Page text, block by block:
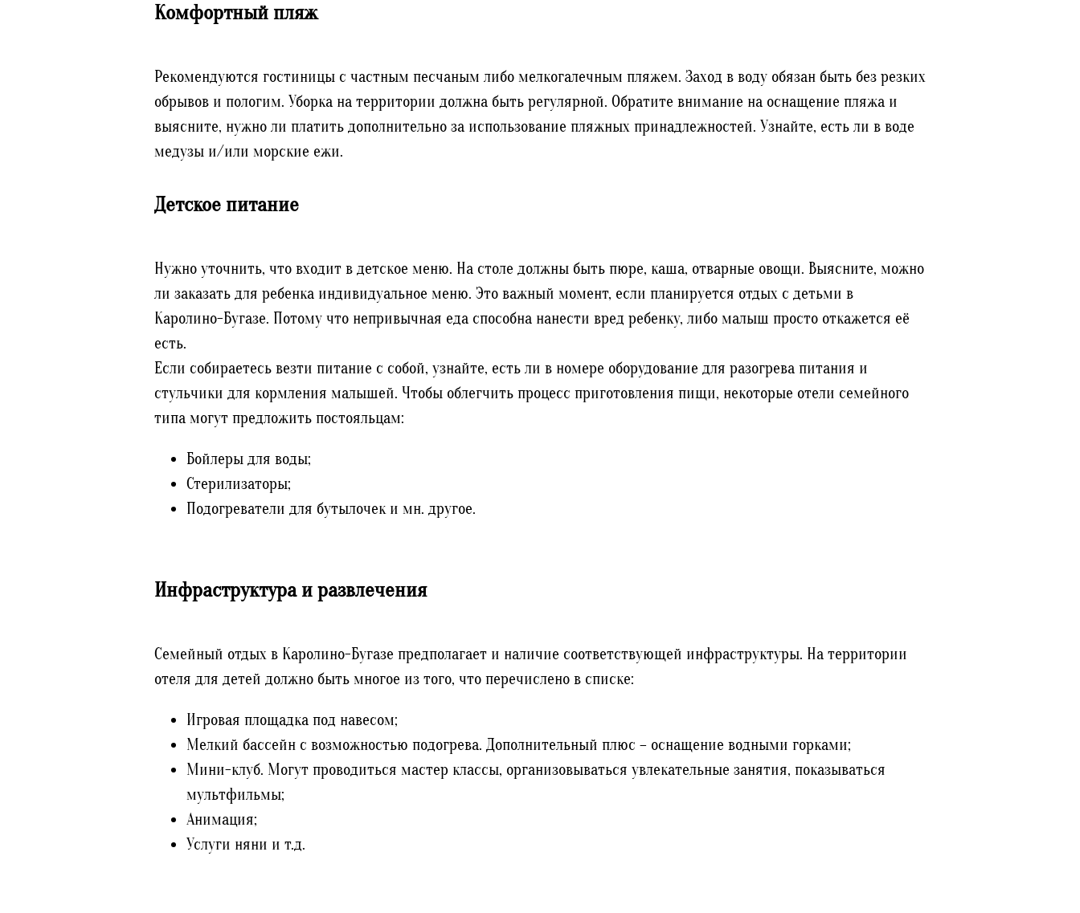
Комфортный пляж
Рекомендуются гостиницы с частным песчаным либо мелкогалечным пляжем. Заход в воду обязан быть без резких
обрывов и пологим. Уборка на территории должна быть регулярной. Обратите внимание на оснащение пляжа и
выясните, нужно ли платить дополнительно за использование пляжных принадлежностей. Узнайте, есть ли в воде
медузы и/или морские ежи.
Детское питание
Нужно уточнить, что входит в детское меню. На столе должны быть пюре, каша, отварные овощи. Выясните, можно
ли заказать для ребенка индивидуальное меню. Это важный момент, если планируется отдых с детьми в
Каролино-Бугазе. Потому что непривычная еда способна нанести вред ребенку, либо малыш просто откажется её
есть.
Если собираетесь везти питание с собой, узнайте, есть ли в номере оборудование для разогрева питания и
стульчики для кормления малышей. Чтобы облегчить процесс приготовления пищи, некоторые отели семейного
типа могут предложить постояльцам:
Бойлеры для воды;
Стерилизаторы;
Подогреватели для бутылочек и мн. другое.
Инфраструктура и развлечения
Семейный отдых в Каролино-Бугазе предполагает и наличие соответствующей инфраструктуры. На территории
отеля для детей должно быть многое из того, что перечислено в списке:
Игровая площадка под навесом;
Мелкий бассейн с возможностью подогрева. Дополнительный плюс – оснащение водными горками;
Мини-клуб. Могут проводиться мастер классы, организовываться увлекательные занятия, показываться
мультфильмы;
Анимация;
Услуги няни и т.д.